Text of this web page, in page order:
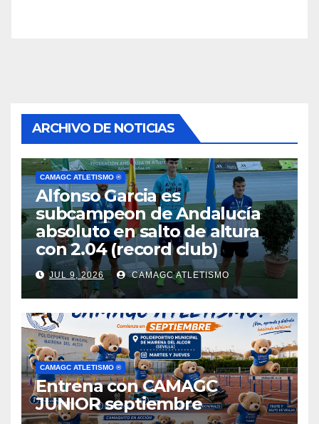
ARCHIVO DE NOTICIAS
CAMAGC ATLETISMO ®
Alfonso Garcia es
subcampeon de Andalucía
absoluto en salto de altura
con 2.04 (record club)
JUL 9, 2026 CAMAGC ATLETISMO
CAMAGC ATLETISMO ®
Entrena con CAMAGC
JUNIOR septiembre